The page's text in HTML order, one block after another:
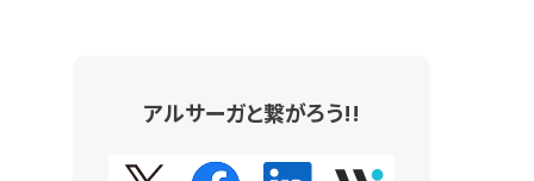
アルサーガと繋がろう!!